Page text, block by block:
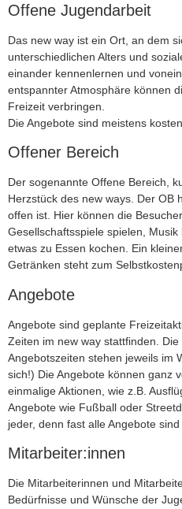
Offene Jugendarbeit
Das new way ist ein Ort, an dem
unterschiedlichen Alters und
einander kennenlernen und
entspannter Atmosphäre können
Freizeit verbringen.
Die Angebote sind meistens
Offener Bereich
Der sogenannte Offene Bereich,
Herzstück des new ways. Der OB
offen ist. Hier können die
Gesellschaftsspiele spielen,
etwas zu Essen kochen. Ein
Getränken steht zum
Angebote
Angebote sind geplante
Zeiten im new way stattfinden.
Angebotszeiten stehen jeweils im
sich!) Die Angebote können ganz
einmalige Aktionen, wie z.B.
Angebote wie Fußball oder
jeder, denn fast alle Angebote sind
Mitarbeiter:innen
Die Mitarbeiterinnen und
Bedürfnisse und Wünsche der